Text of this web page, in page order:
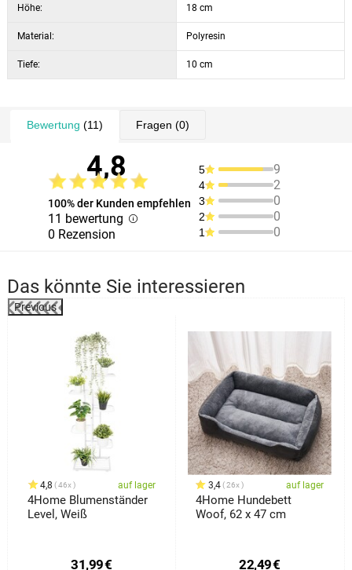
Höhe: 18 cm
Material: Polyresin
Tiefe: 10 cm
Bewertung (11) Fragen (0)
4,8
100% der Kunden empfehlen
11 bewertung
0 Rezension
5 9
4 2
3 0
2 0
1 0
Das könnte Sie interessieren
Previous
4,8 46x auf lager
4Home Blumenständer
Level, Weiß
31,99€
3,4 26x auf lager
4Home Hundebett
Woof, 62 x 47 cm
22,49€